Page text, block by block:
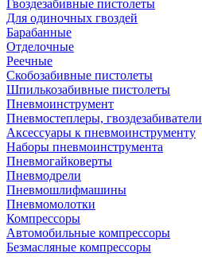
Гвоздезабивные пистолеты
Для одиночных гвоздей
Барабанные
Отделочные
Реечные
Скобозабивные пистолеты
Шпилькозабивные пистолеты
Пневмоинструмент
Пневмостеплеры, гвоздезабиватели
Аксессуары к пневмоинструменту
Наборы пневмоинструмента
Пневмогайковерты
Пневмодрели
Пневмошлифмашины
Пневмомолотки
Компрессоры
Автомобильные компрессоры
Безмасляные компрессоры